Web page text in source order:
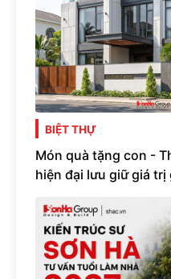
BIỆT THỰ
Món quà tặng con -
hiện đại lưu giữ giá trị